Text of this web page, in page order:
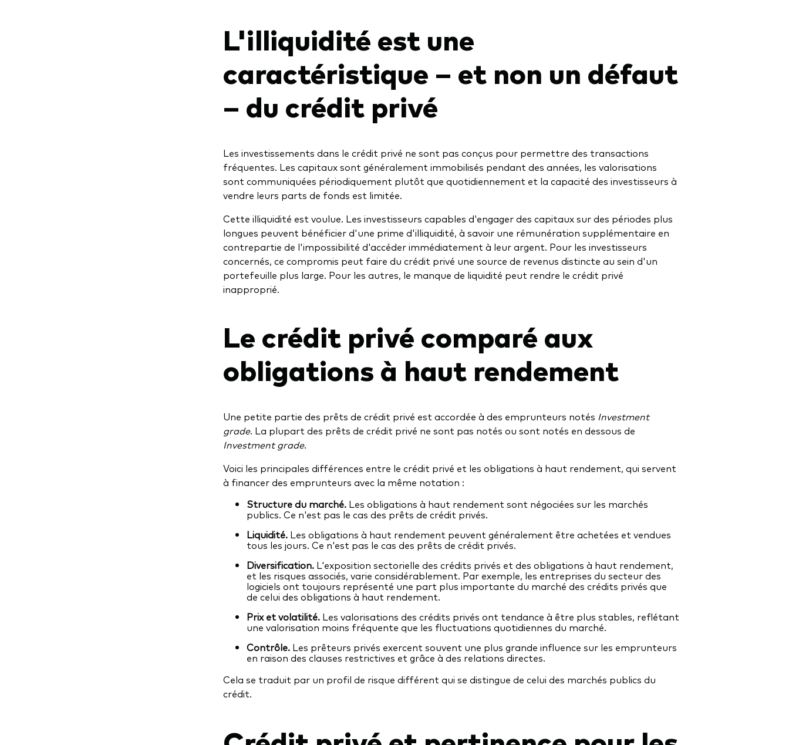
L'illiquidité est une
caractéristique – et non un défaut
– du crédit privé
Les investissements dans le crédit privé ne sont pas conçus pour permettre des transactions
fréquentes. Les capitaux sont généralement immobilisés pendant des années, les valorisations
sont communiquées périodiquement plutôt que quotidiennement et la capacité des investisseurs à
vendre leurs parts de fonds est limitée.
Cette illiquidité est voulue. Les investisseurs capables d'engager des capitaux sur des périodes plus
longues peuvent bénéficier d'une prime d'illiquidité, à savoir une rémunération supplémentaire en
contrepartie de l'impossibilité d'accéder immédiatement à leur argent. Pour les investisseurs
concernés, ce compromis peut faire du crédit privé une source de revenus distincte au sein d'un
portefeuille plus large. Pour les autres, le manque de liquidité peut rendre le crédit privé
inapproprié.
Le crédit privé comparé aux
obligations à haut rendement
Une petite partie des prêts de crédit privé est accordée à des emprunteurs notés Investment
grade. La plupart des prêts de crédit privé ne sont pas notés ou sont notés en dessous de
Investment grade.
Voici les principales différences entre le crédit privé et les obligations à haut rendement, qui servent
à financer des emprunteurs avec la même notation :
Structure du marché.Les obligations à haut rendement sont négociées sur les marchés
publics. Ce n'est pas le cas des prêts de crédit privés.
Liquidité.Les obligations à haut rendement peuvent généralement être achetées et vendues
tous les jours. Ce n'est pas le cas des prêts de crédit privés.
Diversification.L'exposition sectorielle des crédits privés et des obligations à haut rendement,
et les risques associés, varie considérablement. Par exemple, les entreprises du secteur des
logiciels ont toujours représenté une part plus importante du marché des crédits privés que
de celui des obligations à haut rendement.
Prix et volatilité.Les valorisations des crédits privés ont tendance à être plus stables, reflétant
une valorisation moins fréquente que les fluctuations quotidiennes du marché.
Contrôle.Les prêteurs privés exercent souvent une plus grande influence sur les emprunteurs
en raison des clauses restrictives et grâce à des relations directes.
Cela se traduit par un profil de risque différent qui se distingue de celui des marchés publics du
crédit.